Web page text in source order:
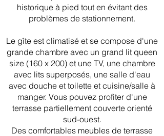
historique à pied tout en évitant des
problèmes de stationnement.
Le gîte est climatisé et se compose d'une
grande chambre avec un grand lit queen
size (160 x 200) et une TV, une chambre
avec lits superposés, une salle d'eau
avec douche et toilette et cuisine/salle à
manger. Vous pouvez profiter d'une
terrasse partiellement couverte orienté
sud-ouest.
Des comfortables meubles de terrasse